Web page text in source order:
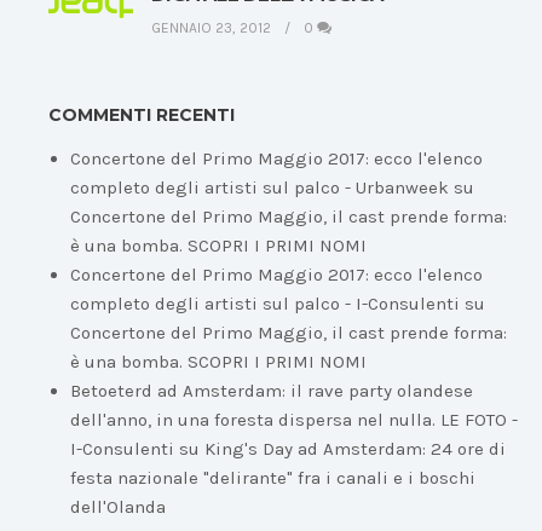
GENNAIO 23, 2012 0
COMMENTI RECENTI
Concertone del Primo Maggio 2017: ecco l'elenco
completo degli artisti sul palco - Urbanweek su
Concertone del Primo Maggio, il cast prende forma:
è una bomba. SCOPRI I PRIMI NOMI
Concertone del Primo Maggio 2017: ecco l'elenco
completo degli artisti sul palco - I-Consulenti su
Concertone del Primo Maggio, il cast prende forma:
è una bomba. SCOPRI I PRIMI NOMI
Betoeterd ad Amsterdam: il rave party olandese
dell'anno, in una foresta dispersa nel nulla. LE FOTO -
I-Consulenti su King's Day ad Amsterdam: 24 ore di
festa nazionale "delirante" fra i canali e i boschi
dell'Olanda